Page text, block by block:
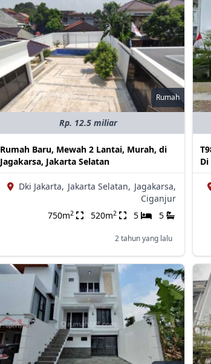
Rumah
Rp. 12.5 miliar
Rumah Baru, Mewah 2 Lantai, Murah, di
Jagakarsa, Jakarta Selatan
Dki Jakarta, Jakarta Selatan, Jagakarsa,
Ciganjur
750m2 520m2 5 5
2 tahun yang lalu